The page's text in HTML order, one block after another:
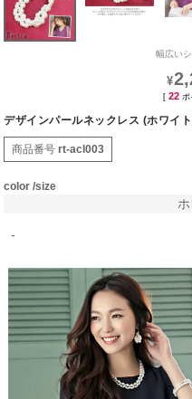
幅広い
¥
[ 22 ポ
デザインパールネックレス (ホワイ
商品番号 rt-acl003
color size
-